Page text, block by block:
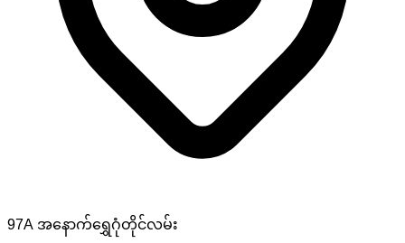
97A အနောက်ရွှေဂုံတိုင်လမ်း